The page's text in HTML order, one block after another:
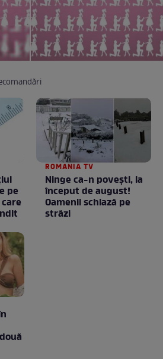
pe
ROMANIA TV
Ninge ca-n povești, la
început de august!
Oamenii schiază pe
străzi